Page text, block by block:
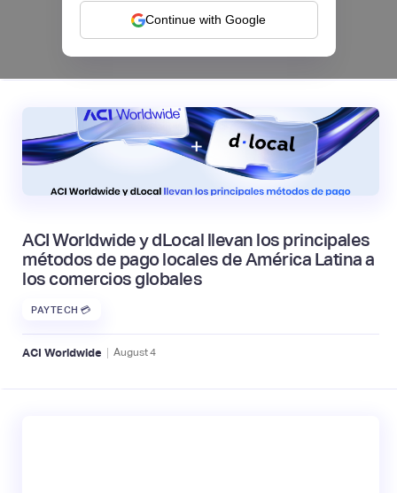
Continue with Google
ACI Worldwide y dLocal llevan los principales
métodos de pago locales de América Latina a
los comercios globales
PAYTECH 💳
ACI Worldwide | August4